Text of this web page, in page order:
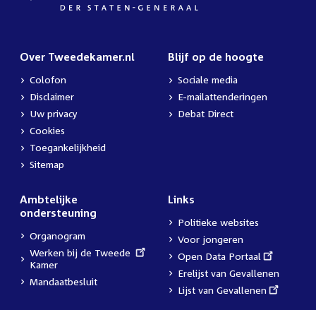
Over Tweedekamer.nl
Colofon
Disclaimer
Uw privacy
Cookies
Toegankelijkheid
Sitemap
Blijf op de hoogte
Sociale media
E-mailattenderingen
Debat Direct
Ambtelijke
ondersteuning
Organogram
External
link:
Werken bij de Tweede
Kamer
Mandaatbesluit
Links
Politieke websites
Voor jongeren
External
link:
Open Data Portaal
Erelijst van Gevallenen
External
Lijst van Gevallenen